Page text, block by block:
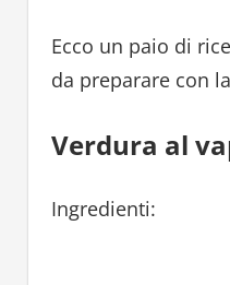
Ecco un paio di
da preparare con
Verdura al
Ingredienti: